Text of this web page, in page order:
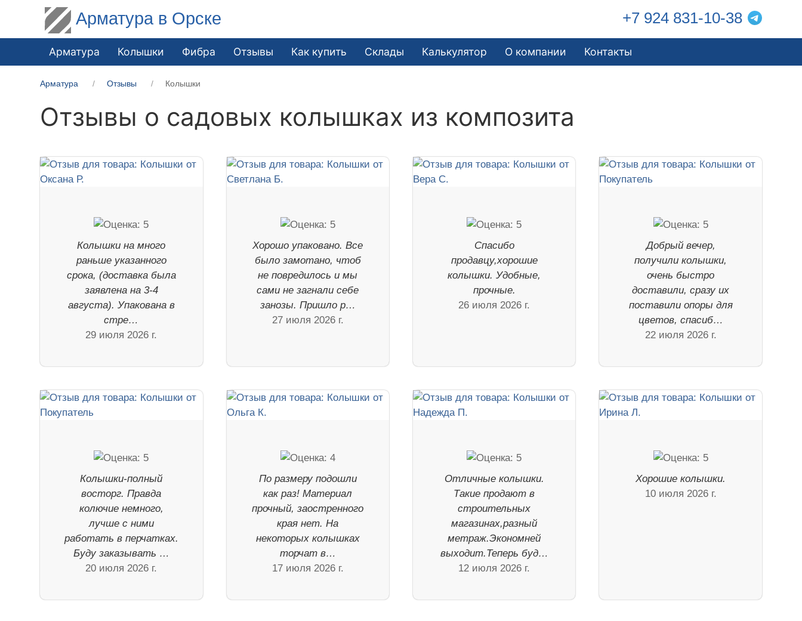
Арматура в Орске +7 924 831-10-38
Арматура Колышки Фибра Отзывы Как купить Склады Калькулятор О компании Контакты
Арматура Отзывы Колышки
Отзывы о садовых колышках из композита
Колышки на много
раньше указанного
срока, (доставка была
заявлена на 3-4
августа). Упакована в
стре…
29 июля 2026 г.
Хорошо упаковано. Все
было замотано, чтоб
не повредилось и мы
сами не загнали себе
занозы. Пришло р…
27 июля 2026 г.
Спасибо
продавцу,хорошие
колышки. Удобные,
прочные.
26 июля 2026 г.
Добрый вечер,
получили колышки,
очень быстро
доставили, сразу их
поставили опоры для
цветов, спасиб…
22 июля 2026 г.
Колышки-полный
восторг. Правда
колючие немного,
лучше с ними
работать в перчатках.
Буду заказывать …
20 июля 2026 г.
По размеру подошли
как раз! Материал
прочный, заостренного
края нет. На
некоторых колышках
торчат в…
17 июля 2026 г.
Отличные колышки.
Такие продают в
строительных
магазинах,разный
метраж.Экономней
выходит.Теперь буд…
12 июля 2026 г.
Хорошие колышки.
10 июля 2026 г.